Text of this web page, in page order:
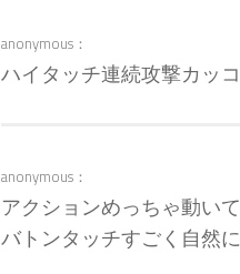
anonymous：
ハイタッチ連続攻撃カッ
anonymous：
アクションめっちゃ動い
バトンタッチすごく自然